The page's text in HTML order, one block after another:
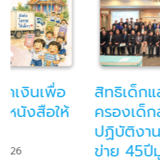
จากบทเรียนตำบลคุ้ม
ครองเด็ก ขยายสู่
อำเภอคุ้มครองเด็ก
9 ตุลาคม 2025